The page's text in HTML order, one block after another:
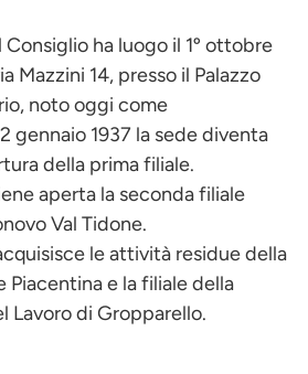
ha luogo il 1º ottobre
Mazzini 14, presso il Palazzo
noto oggi come
gennaio 1937 la sede diventa
della prima filiale.
aperta la seconda filiale
Val Tidone.
le attività residue della
Piacentina e la filiale della
Lavoro di Gropparello.